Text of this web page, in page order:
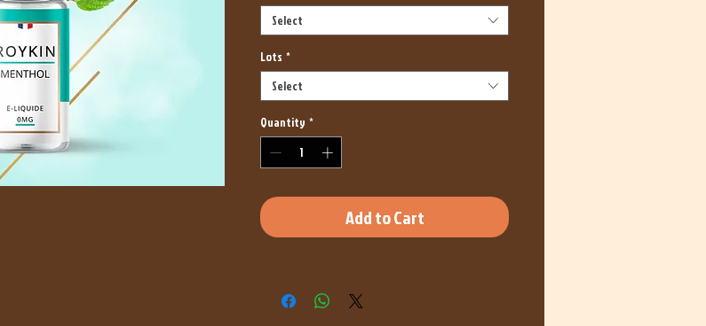
Select
Lots *
Select
Quantity *
Add to Cart